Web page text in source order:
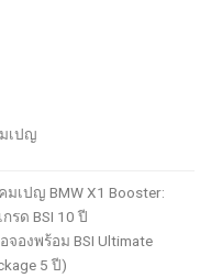
เปญ
มเปญ BMW X1 Booster:
กรด BSI 10 ปี
จองพร้อม BSI Ultimate
5 ปี)